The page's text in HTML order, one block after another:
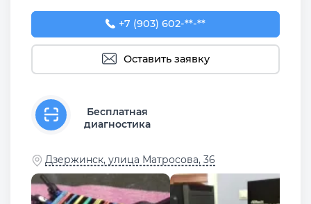
+7 (903) 602-20-24
+7 (903) 602-**-**
Оставить заявку
Бесплатная
диагностика
Дзержинск, улица Матросова, 36